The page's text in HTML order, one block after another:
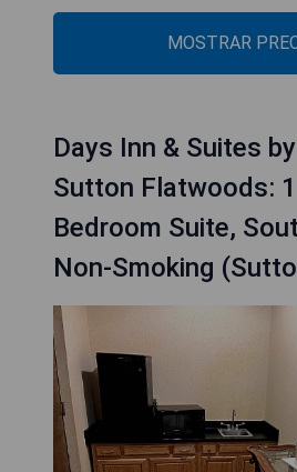
MOSTRAR
Days Inn & Suites
Sutton Flatwoods: 1
Bedroom Suite,
Non-Smoking